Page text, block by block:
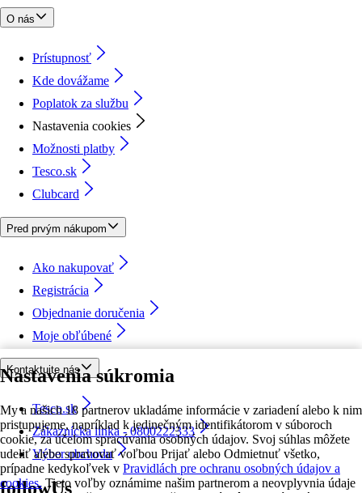
Nastavenia súkromia
My a našich 18 partnerov ukladáme informácie v zariadení alebo k nim
pristupujeme, napríklad k jedinečným identifikátorom v súboroch
cookie, za účelom spracúvania osobných údajov. Svoj súhlas môžete
udeliť alebo spravovať voľbou Prijať alebo Odmietnuť všetko,
prípadne kedykoľvek v Pravidlách pre ochranu osobných údajov a
cookies. Tieto voľby oznámime našim partnerom a neovplyvnia údaje
O nás
Prístupnosť
Kde dovážame
Poplatok za službu
Nastavenia cookies
Možnosti platby
Tesco.sk
Clubcard
Pred prvým nákupom
Ako nakupovať
Registrácia
Objednanie doručenia
Moje obľúbené
Kontaktujte nás
Tesco.sk
Zákaznícka linka - 0800222333
Výber obchodu
followUs